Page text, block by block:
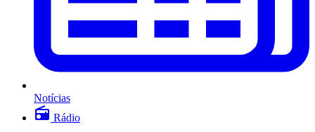
Notícias
Rádio